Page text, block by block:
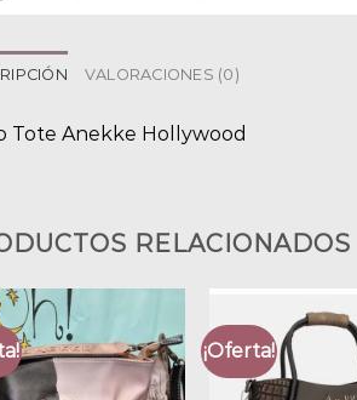
VALORACIONES (0)
Tote Anekke Hollywood
RELACIONADOS
¡Oferta!